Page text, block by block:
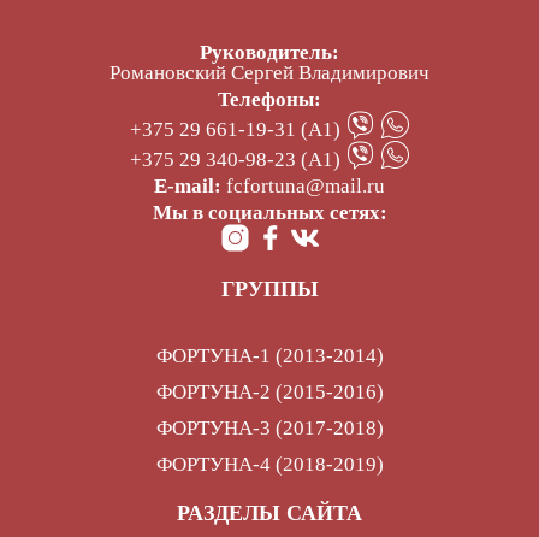
Руководитель:
Романовский Сергей Владимирович
Телефоны:
+375 29 661-19-31 (А1)
+375 29 340-98-23 (А1)
E-mail: fcfortuna@mail.ru
Мы в социальных сетях:
ГРУППЫ
ФОРТУНА-1 (2013-2014)
ФОРТУНА-2 (2015-2016)
ФОРТУНА-3 (2017-2018)
ФОРТУНА-4 (2018-2019)
РАЗДЕЛЫ САЙТА